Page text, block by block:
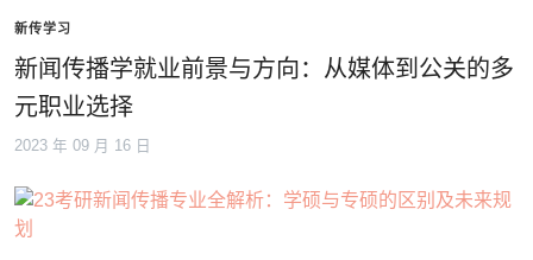
新传学习
新闻传播学就业前景与方向：从媒体到公关的多
元职业选择
2023 年 09 月 16 日